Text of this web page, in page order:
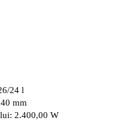
24 l
mm
2.400,00 W